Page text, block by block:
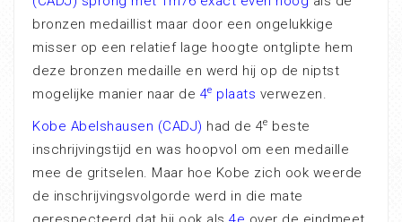
bronzen medaillist maar door een ongelukkige
misser op een relatief lage hoogte ontglipte hem
deze bronzen medaille en werd hij op de niptst
mogelijke manier naar de 4e plaats verwezen.
Kobe Abelshausen (CADJ) had de 4e beste
inschrijvingstijd en was hoopvol om een medaille
mee de gritselen. Maar hoe Kobe zich ook weerde
de inschrijvingsvolgorde werd in die mate